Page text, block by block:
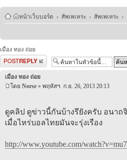
หน้าเว็บบอร์ด ‹ สัพเพเหระ ‹ สัพเพเหระ ‹
เมือง ทอง ถ่อย
ตอบกระทู้
เมือง ทอง ถ่อย
โดย Norse» พฤหัสฯ. ก.ย. 26, 2013 20:13
ดูคลิป ดูข่าวนี้กันบ้างรึยังครับ อนาถ
เมื่อไหร่บอลไทยมันจะรุ่งเรือง
http://www.youtube.com/